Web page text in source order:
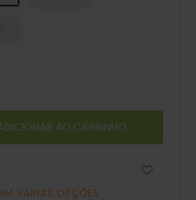
AO CARRINHO
VÁRIAS OPÇÕES